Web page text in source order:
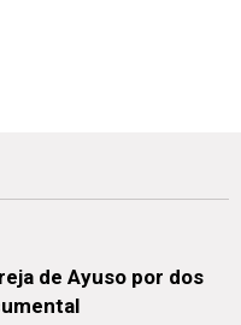
de Ayuso por dos